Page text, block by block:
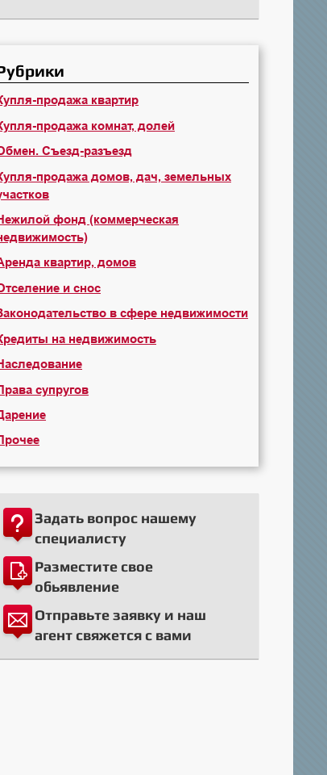
продажа квартир
продажа комнат, долей
Съезд-разъезд
продажа домов, дач, земельных
фонд (коммерческая
квартир, домов
и снос
в сфере недвижимости
на недвижимость
супругов
Задать вопрос нашему
специалисту
Разместите свое
обьявление
Отправьте заявку и наш
агент свяжется с вами